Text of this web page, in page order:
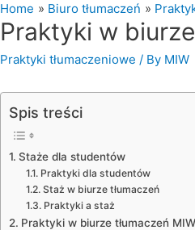
Home Biuro tłumaczeń
Praktyki w
Praktyki tłumaczeniowe / By MIW
Spis treści
Staże dla studentów
Praktyki dla studentów
Staż w biurze tłumaczeń
Praktyki a staż
Praktyki w biurze tłumaczeń MIW